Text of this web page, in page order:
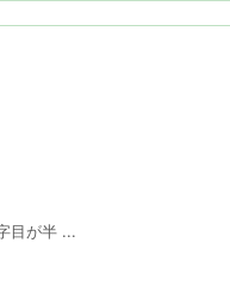
目が半 ...